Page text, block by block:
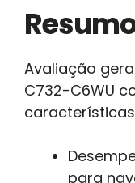
Avaliação
C732-C6WU
para